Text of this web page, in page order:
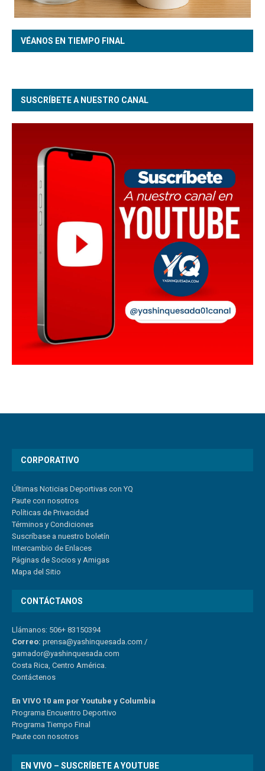
VÉANOS EN TIEMPO FINAL
SUSCRÍBETE A NUESTRO CANAL
CORPORATIVO
Últimas Noticias Deportivas con YQ
Paute con nosotros
Políticas de Privacidad
Términos y Condiciones
Suscríbase a nuestro boletín
Intercambio de Enlaces
Páginas de Socios y Amigas
Mapa del Sitio
CONTÁCTANOS
Llámanos: 506+ 83150394
Correo: prensa@yashinquesada.com /
gamador@yashinquesada.com
Costa Rica, Centro América.
Contáctenos
En VIVO 10 am por Youtube y Columbia
Programa Encuentro Deportivo
Programa Tiempo Final
Paute con nosotros
EN VIVO – SUSCRÍBETE A YOUTUBE